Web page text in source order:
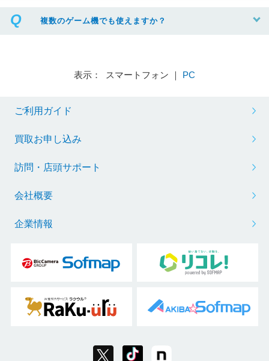
複数のゲーム機でも使えますか？
表示： スマートフォン ｜ PC
ご利用ガイド
買取お申し込み
訪問・店頭サポート
会社概要
企業情報